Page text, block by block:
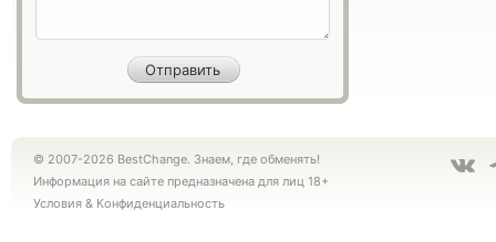
© 2007-2026 BestChange. Знаем, где обменять!
Информация на сайте предназначена для лиц 18+
Условия & Конфиденциальность